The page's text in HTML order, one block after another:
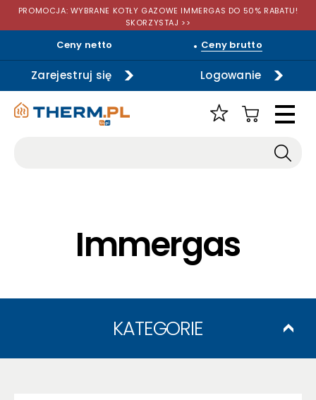
PROMOCJA: WYBRANE KOTŁY GAZOWE IMMERGAS DO 50% RABATU!
SKORZYSTAJ >>
Ceny netto Ceny brutto
Zarejestruj się Logowanie
KATEGORIE
Immergas